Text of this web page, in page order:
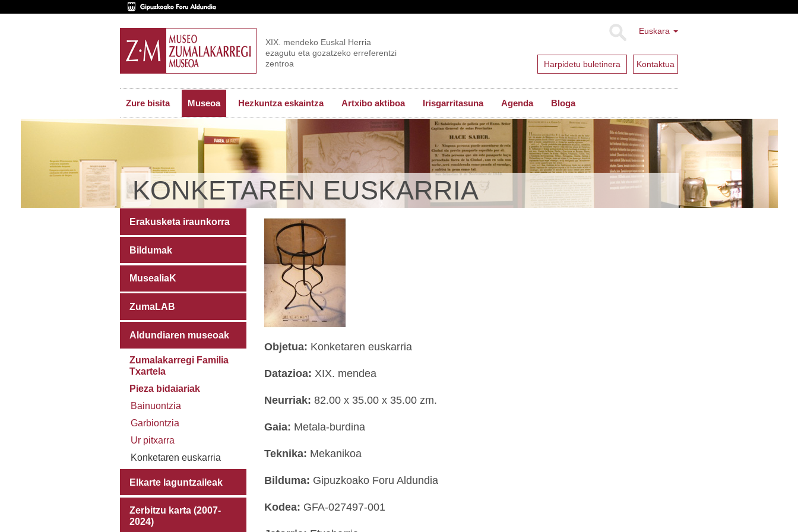
Euskara
Harpidetu buletinera Kontaktua
XIX. mendeko Euskal Herria
ezagutu eta gozatzeko erreferentzi
zentroa
Zure bisita Museoa Hezkuntza eskaintza Artxibo aktiboa Irisgarritasuna Agenda Bloga
KONKETAREN EUSKARRIA
Objetua: Konketaren euskarria
Datazioa: XIX. mendea
Neurriak: 82.00 x 35.00 x 35.00 zm.
Gaia: Metala-burdina
Teknika: Mekanikoa
Bilduma: Gipuzkoako Foru Aldundia
Kodea: GFA-027497-001
Erakusketa iraunkorra
Bildumak
MusealiaK
ZumaLAB
Aldundiaren museoak
Zumalakarregi Familia
Txartela
Pieza bidaiariak
Bainuontzia
Garbiontzia
Ur pitxarra
Konketaren euskarria
Elkarte laguntzaileak
Zerbitzu karta (2007-
2024)